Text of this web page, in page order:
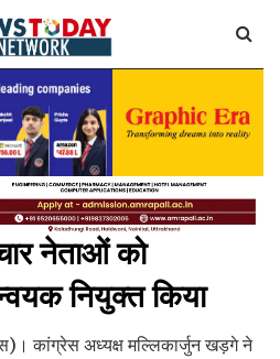
नेताओं को
नियुक्त किया
कांग्रेस अध्यक्ष मल्लिकार्जुन खड़गे ने